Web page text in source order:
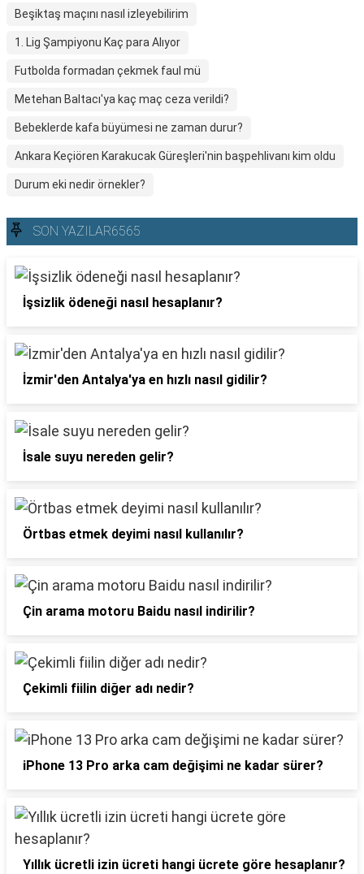
Beşiktaş maçını nasıl izleyebilirim
1. Lig Şampiyonu Kaç para Alıyor
Futbolda formadan çekmek faul mü
Metehan Baltacı'ya kaç maç ceza verildi?
Bebeklerde kafa büyümesi ne zaman durur?
Ankara Keçiören Karakucak Güreşleri'nin başpehlivanı kim oldu
Durum eki nedir örnekler?
SON YAZILAR6565
İşsizlik ödeneği nasıl hesaplanır?
İzmir'den Antalya'ya en hızlı nasıl gidilir?
İsale suyu nereden gelir?
Örtbas etmek deyimi nasıl kullanılır?
Çin arama motoru Baidu nasıl indirilir?
Çekimli fiilin diğer adı nedir?
iPhone 13 Pro arka cam değişimi ne kadar sürer?
Yıllık ücretli izin ücreti hangi ücrete göre hesaplanır?